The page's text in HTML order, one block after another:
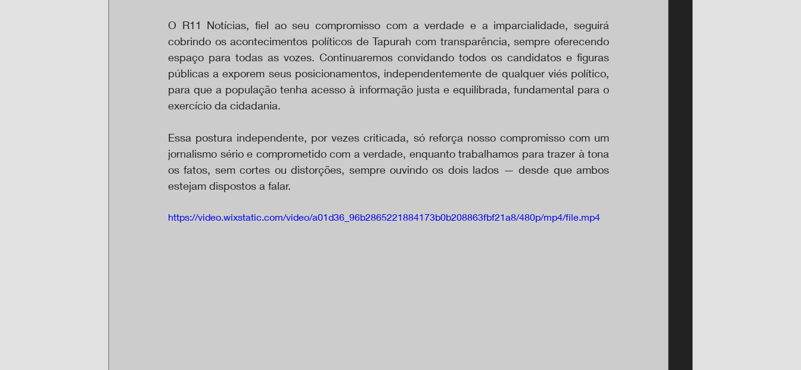
O R11 Notícias, fiel ao seu compromisso com a verdade e a imparcialidade, seguirá
cobrindo os acontecimentos políticos de Tapurah com transparência, sempre oferecendo
espaço para todas as vozes. Continuaremos convidando todos os candidatos e figuras
públicas a exporem seus posicionamentos, independentemente de qualquer viés político,
para que a população tenha acesso à informação justa e equilibrada, fundamental para o
exercício da cidadania.
Essa postura independente, por vezes criticada, só reforça nosso compromisso com um
jornalismo sério e comprometido com a verdade, enquanto trabalhamos para trazer à tona
os fatos, sem cortes ou distorções, sempre ouvindo os dois lados — desde que ambos
estejam dispostos a falar.
https://video.wixstatic.com/video/a01d36_96b2865221884173b0b208863fbf21a8/480p/mp4/file.mp4